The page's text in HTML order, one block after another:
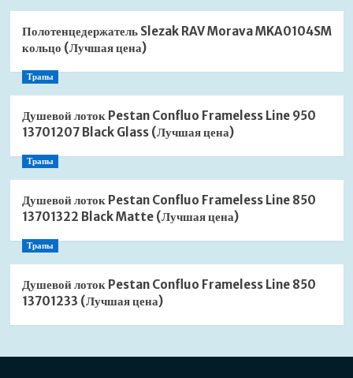
Полотенцедержатель Slezak RAV Morava MKA0104SM
кольцо (Лучшая цена)
Трапы
Душевой лоток Pestan Confluo Frameless Line 950
13701207 Black Glass (Лучшая цена)
Трапы
Душевой лоток Pestan Confluo Frameless Line 850
13701322 Black Matte (Лучшая цена)
Трапы
Душевой лоток Pestan Confluo Frameless Line 850
13701233 (Лучшая цена)